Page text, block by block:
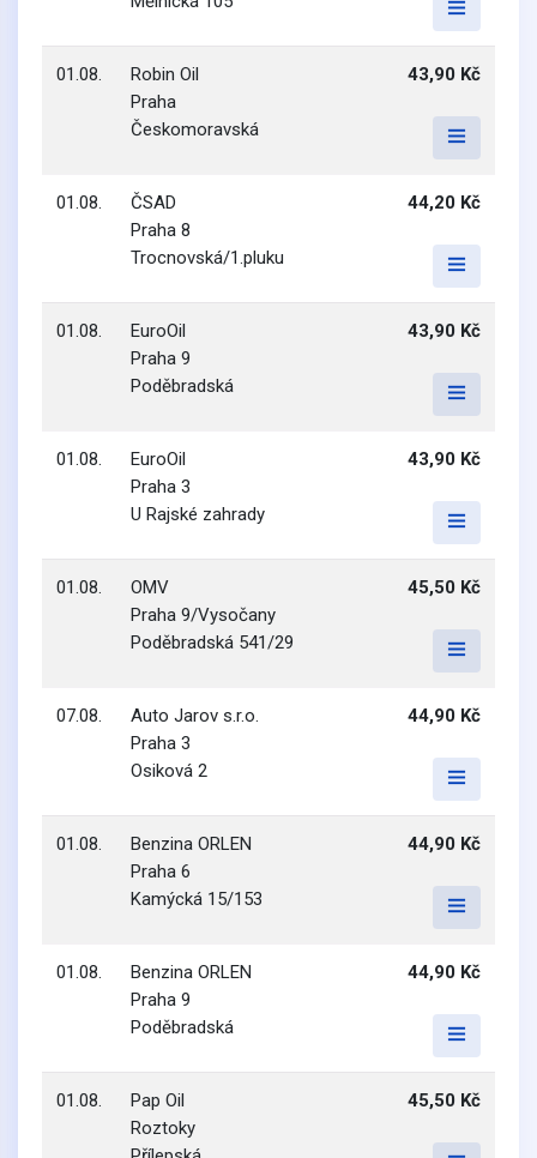
01.08.
Robin Oil
Praha
Českomoravská
43,90 Kč
01.08.
ČSAD
Praha 8
Trocnovská/1.pluku
44,20 Kč
01.08.
EuroOil
Praha 9
Poděbradská
43,90 Kč
01.08.
EuroOil
Praha 3
U Rajské zahrady
43,90 Kč
01.08.
OMV
Praha 9/Vysočany
Poděbradská 541/29
45,50 Kč
07.08.
Auto Jarov s.r.o.
Praha 3
Osiková 2
44,90 Kč
01.08.
Benzina ORLEN
Praha 6
Kamýcká 15/153
44,90 Kč
01.08.
Benzina ORLEN
Praha 9
Poděbradská
44,90 Kč
01.08.
Pap Oil
Roztoky
45,50 Kč